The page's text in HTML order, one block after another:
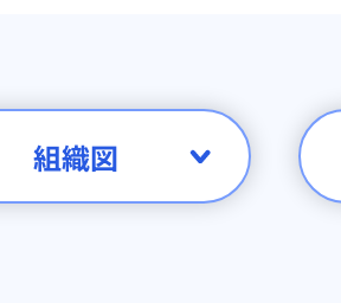
組織図